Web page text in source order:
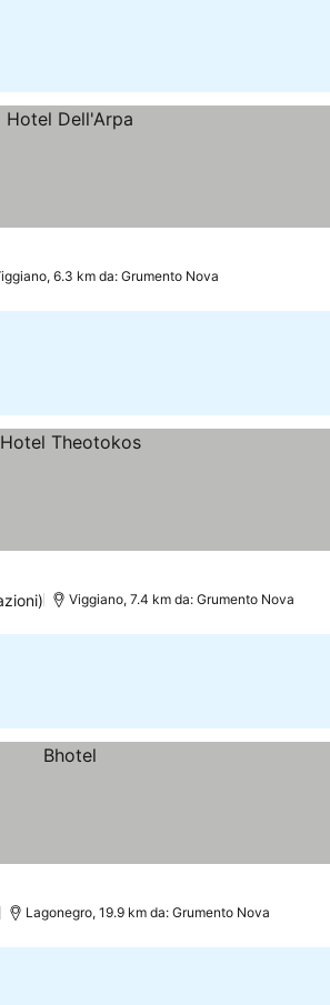
6.3 km da: Grumento Nova
Viggiano, 7.4 km da: Grumento Nova
Lagonegro, 19.9 km da: Grumento Nova